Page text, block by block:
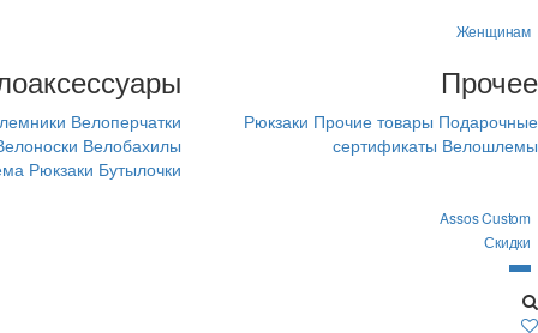
Женщинам
Велоперчатки
Велобахилы
Рюкзаки Бутылочки
Прочее
Рюкзаки Прочие товары Подарочные
сертификаты Велошлемы
Assos Custom
Скидки